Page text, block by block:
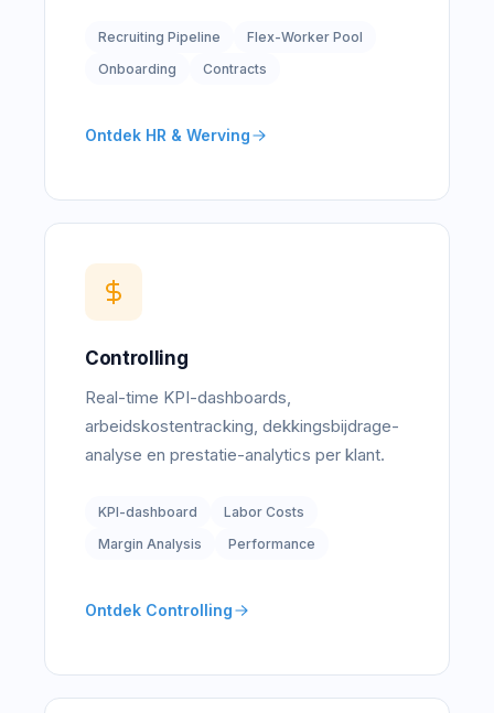
Recruiting Pipeline
Flex-Worker Pool
Onboarding
Contracts
Ontdek HR & Werving
Controlling
Real-time KPI-dashboards,
arbeidskostentracking, dekkingsbijdrage-
analyse en prestatie-analytics per klant.
KPI-dashboard
Labor Costs
Margin Analysis
Performance
Ontdek Controlling